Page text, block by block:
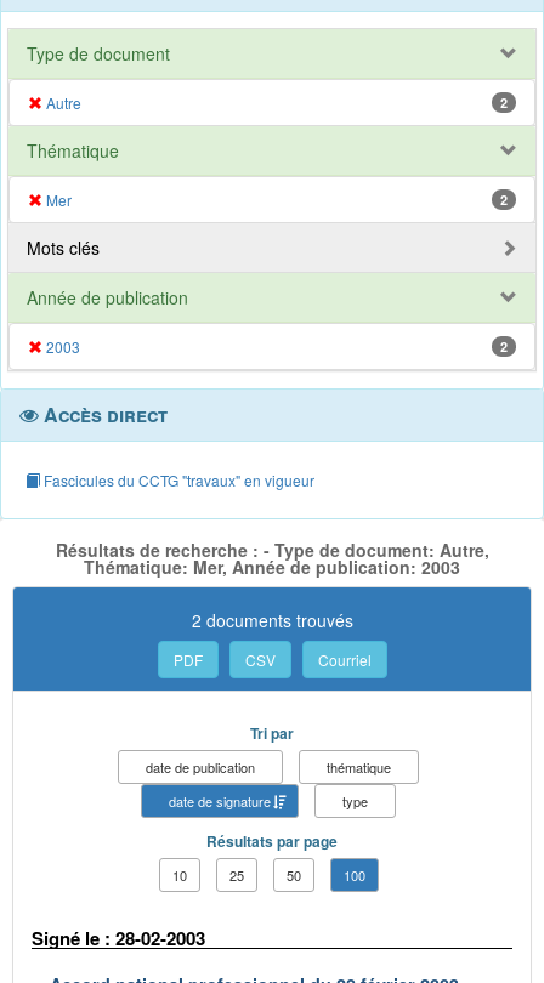
Type de document
Autre 2
Thématique
Mer 2
Mots clés
Année de publication
2003 2
Accès direct
Fascicules du CCTG "travaux" en vigueur
Résultats de recherche : - Type de document: Autre,
Thématique: Mer, Année de publication: 2003
2 documents trouvés
PDF CSV Courriel
Tri par
date de publication
thématique
date de signature
type
Résultats par page
10 25 50 100
Signé le : 28-02-2003